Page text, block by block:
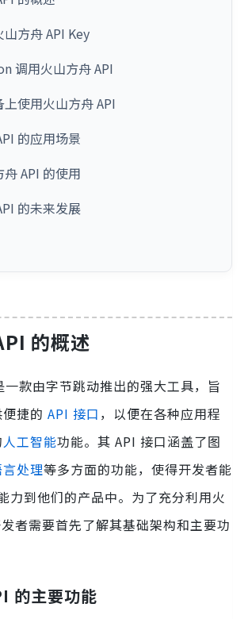
方舟 API Key
调用火山方舟 API
使用火山方舟 API
的应用场景
API 的使用
的未来发展
的概述
一款由字节跳动推出的强大工具，旨
捷的 API 接口 ，以便在各种应用程
人工智能功能。其 API 接口涵盖了图
处理等多方面的功能，使得开发者能
力到他们的产品中。为了充分利用火
者需要首先了解其基础架构和主要功
的主要功能